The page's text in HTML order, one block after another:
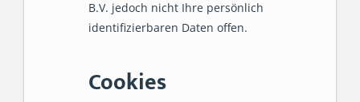
B.V. jedoch nicht Ihre persönlich
identifizierbaren Daten offen.
Cookies